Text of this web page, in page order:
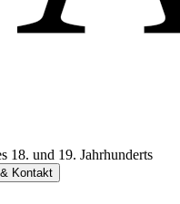
18. und 19. Jahrhunderts
Kontakt